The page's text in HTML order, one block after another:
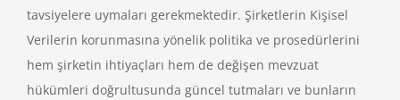
tavsiyelere uymaları gerekmektedir. Şirketlerin Kişisel
Verilerin korunmasına yönelik politika ve prosedürlerini
hem şirketin ihtiyaçları hem de değişen mevzuat
hükümleri doğrultusunda güncel tutmaları ve bunların